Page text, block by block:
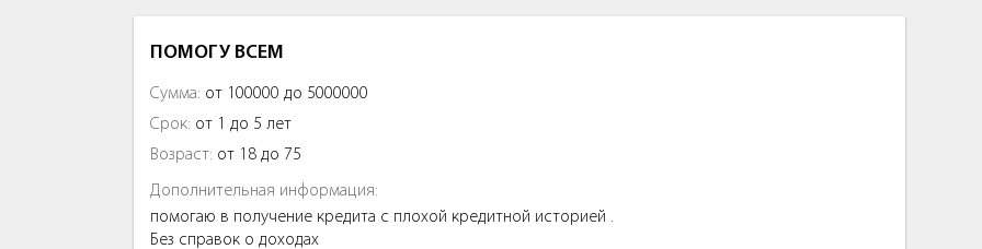
ПОМОГУ ВСЕМ
Сумма: от 100000 до 5000000
Срок: от 1 до 5 лет
Возраст: от 18 до 75
Дополнительная информация:
помогаю в получение кредита с плохой кредитной историей .
Без справок о доходах